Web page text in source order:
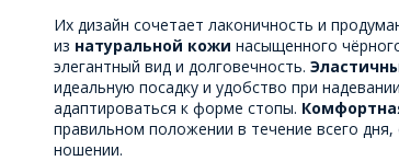
Их дизайн сочетает лаконичность и
из натуральной кожи насыщенного
элегантный вид и долговечность.
идеальную посадку и удобство при
адаптироваться к форме стопы.
правильном положении в течение всего
ношении.